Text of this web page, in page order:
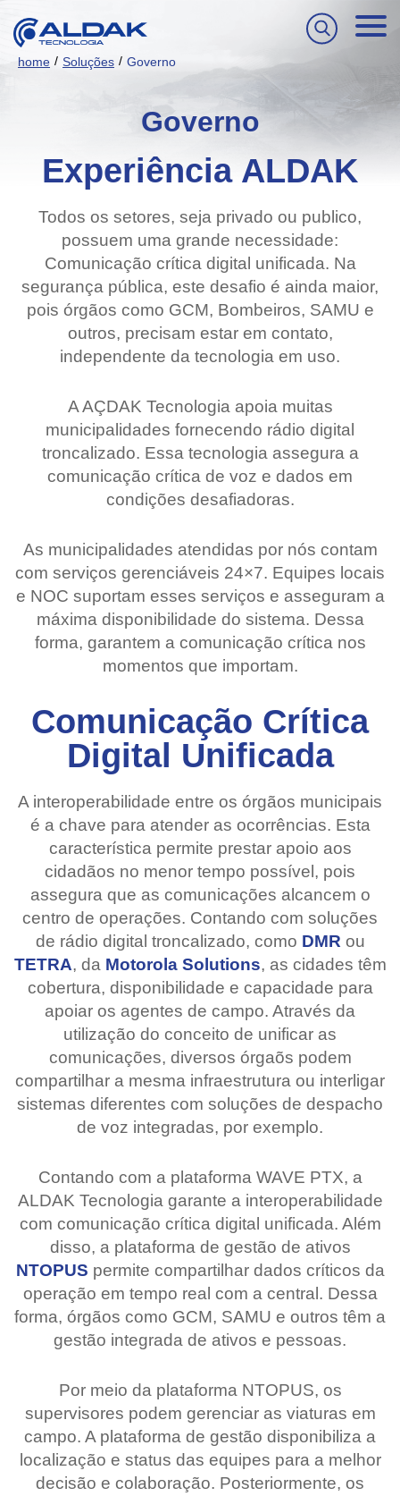
home / Soluções / Governo
Governo
Experiência ALDAK
Todos os setores, seja privado ou publico,
possuem uma grande necessidade:
Comunicação crítica digital unificada. Na
segurança pública, este desafio é ainda maior,
pois órgãos como GCM, Bombeiros, SAMU e
outros, precisam estar em contato,
independente da tecnologia em uso.
A AÇDAK Tecnologia apoia muitas
municipalidades fornecendo rádio digital
troncalizado. Essa tecnologia assegura a
comunicação crítica de voz e dados em
condições desafiadoras.
As municipalidades atendidas por nós contam
com serviços gerenciáveis 24×7. Equipes locais
e NOC suportam esses serviços e asseguram a
máxima disponibilidade do sistema. Dessa
forma, garantem a comunicação crítica nos
momentos que importam.
Comunicação Crítica
Digital Unificada
A interoperabilidade entre os órgãos municipais
é a chave para atender as ocorrências. Esta
característica permite prestar apoio aos
cidadãos no menor tempo possível, pois
assegura que as comunicações alcancem o
centro de operações. Contando com soluções
de rádio digital troncalizado, como DMR ou
TETRA, da Motorola Solutions, as cidades têm
cobertura, disponibilidade e capacidade para
apoiar os agentes de campo. Através da
utilização do conceito de unificar as
comunicações, diversos órgaõs podem
compartilhar a mesma infraestrutura ou interligar
sistemas diferentes com soluções de despacho
de voz integradas, por exemplo.
Contando com a plataforma WAVE PTX, a
ALDAK Tecnologia garante a interoperabilidade
com comunicação crítica digital unificada. Além
disso, a plataforma de gestão de ativos
NTOPUS permite compartilhar dados críticos da
operação em tempo real com a central. Dessa
forma, órgãos como GCM, SAMU e outros têm a
gestão integrada de ativos e pessoas.
Por meio da plataforma NTOPUS, os
supervisores podem gerenciar as viaturas em
campo. A plataforma de gestão disponibiliza a
localização e status das equipes para a melhor
decisão e colaboração. Posteriormente, os